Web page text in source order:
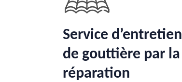
Service d’entretien
de gouttière par la
réparation